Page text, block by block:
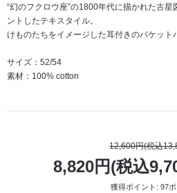
“幻のフクロウ座”の1800年代に描かれた古
ントしたテキスタイル。
けものたちをイメージした耳付きのバケット
サイズ：52/54
素材：100% cotton
12,600円(税込
8,820円(税込
獲得ポイント: 97ポ